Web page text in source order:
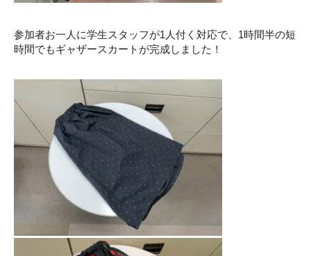
参加者お一人に学生スタッフが1人付く対応で、1時間半の短
時間でもギャザースカートが完成しました！